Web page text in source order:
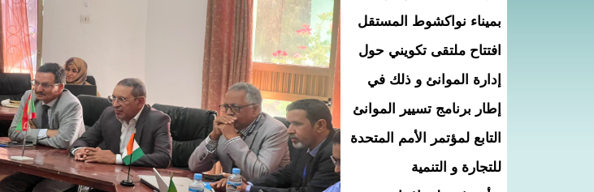
بميناء نواكشوط المستقل
افتتاح ملتقى تكويني حول
إدارة الموانئ و ذلك في
إطار برنامج تسيير الموانئ
التابع لمؤتمر الأمم المتحدة
للتجارة و التنمية